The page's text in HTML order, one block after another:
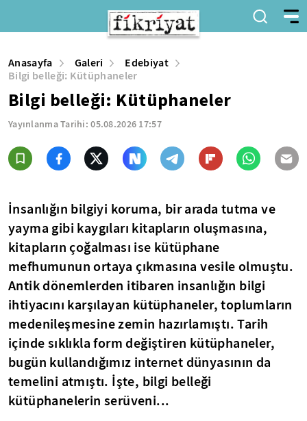
Anasayfa Galeri
Edebiyat
Bilgi belleği: Kütüphaneler
Bilgi belleği: Kütüphaneler
Yayınlanma Tarihi:05.08.2026 17:57
İnsanlığın bilgiyi koruma, bir arada tutma ve
yayma gibi kaygıları kitapların oluşmasına,
kitapların çoğalması ise kütüphane
mefhumunun ortaya çıkmasına vesile olmuştu.
Antik dönemlerden itibaren insanlığın bilgi
ihtiyacını karşılayan kütüphaneler, toplumların
medenileşmesine zemin hazırlamıştı. Tarih
içinde sıklıkla form değiştiren kütüphaneler,
bugün kullandığımız internet dünyasının da
temelini atmıştı. İşte, bilgi belleği
kütüphanelerin serüveni...